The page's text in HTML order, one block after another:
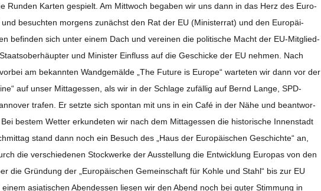
Run­den Kar­ten gespielt. Am Mitt­woch bega­ben wir uns dann in das Herz des Euro­
besuch­ten mor­gens zunächst den Rat der EU (Minis­ter­rat) und den Euro­päi­
befin­den sich unter einem Dach und ver­ei­nen die poli­ti­sche Macht der EU-Mit­­glied­
und Minis­ter Ein­fluss auf die Geschi­cke der EU neh­men. Nach
am bekann­ten Wand­ge­mälde „The Future is Europe“ war­te­ten wir dann vor der
auf unser Mit­tag­essen, als wir in der Schlage zufäl­lig auf Bernd Lange, SPD-
tra­fen. Er setzte sich spon­tan mit uns in ein Café in der Nähe und beant­wor­
bes­tem Wet­ter erkun­de­ten wir nach dem Mit­tag­essen die his­to­ri­sche Innen­stadt
stand dann noch ein Besuch des „Haus der Euro­päi­schen Geschichte“ an,
die ver­schie­de­nen Stock­werke der Aus­stel­lung die Ent­wick­lung Euro­pas von den
die Grün­dung der „Euro­päi­schen Gemein­schaft für Kohle und Stahl“ bis zur EU
asia­ti­schen Abend­essen lie­sen wir den Abend noch bei guter Stim­mung in